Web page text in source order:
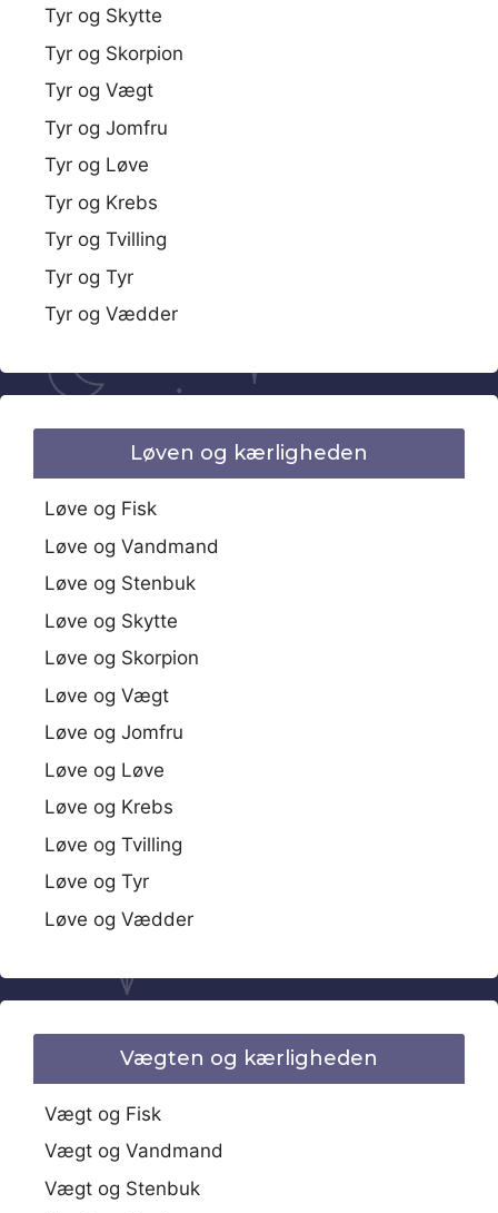
Tyr og Skytte
Tyr og Skorpion
Tyr og Vægt
Tyr og Jomfru
Tyr og Løve
Tyr og Krebs
Tyr og Tvilling
Tyr og Tyr
Tyr og Vædder
Løven og kærligheden
Løve og Fisk
Løve og Vandmand
Løve og Stenbuk
Løve og Skytte
Løve og Skorpion
Løve og Vægt
Løve og Jomfru
Løve og Løve
Løve og Krebs
Løve og Tvilling
Løve og Tyr
Løve og Vædder
Vægten og kærligheden
Vægt og Fisk
Vægt og Vandmand
Vægt og Stenbuk